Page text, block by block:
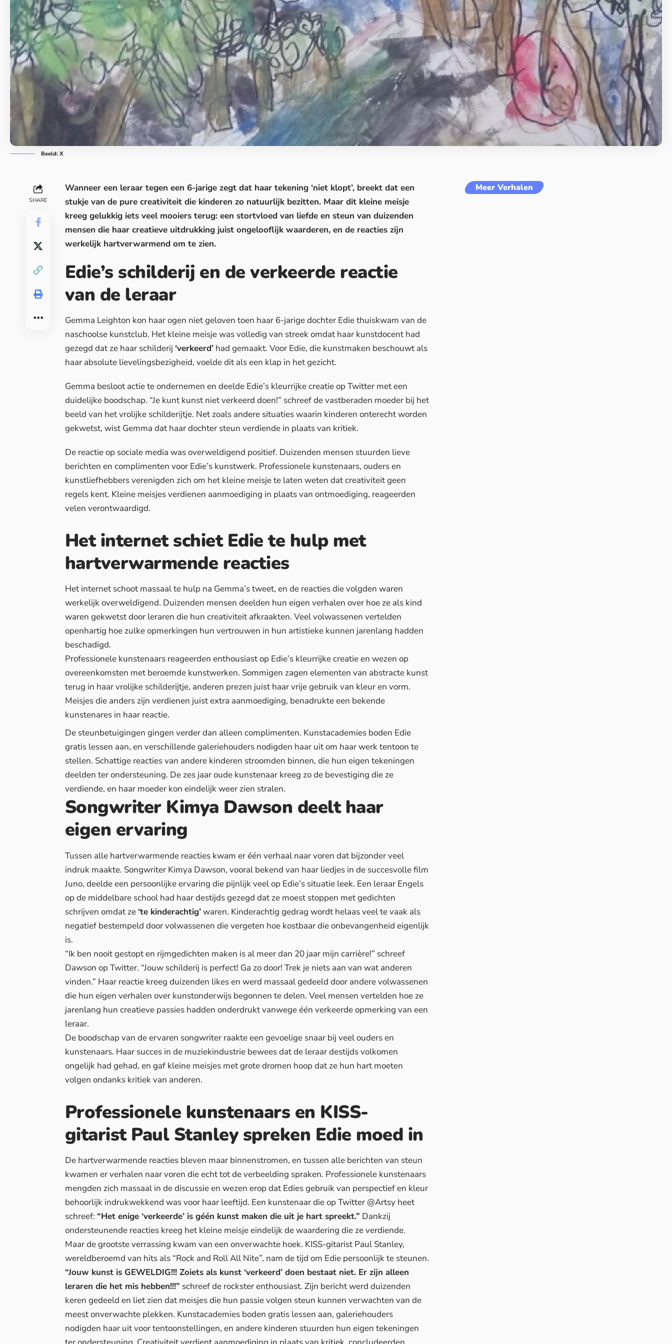
Beeld: X
SHARE
Wanneer een leraar tegen een 6-jarige zegt dat haar tekening ‘niet klopt’, breekt dat een
stukje van de pure creativiteit die kinderen zo natuurlijk bezitten. Maar dit kleine meisje
kreeg gelukkig iets veel mooiers terug: een stortvloed van liefde en steun van duizenden
mensen die haar creatieve uitdrukking juist ongelooflijk waarderen, en de reacties zijn
werkelijk hartverwarmend om te zien.
Edie’s schilderij en de verkeerde reactie
van de leraar
Gemma Leighton kon haar ogen niet geloven toen haar 6-jarige dochter Edie thuiskwam van de
naschoolse kunstclub. Het kleine meisje was volledig van streek omdat haar kunstdocent had
gezegd dat ze haar schilderij ‘verkeerd’ had gemaakt. Voor Edie, die kunstmaken beschouwt als
haar absolute lievelingsbezigheid, voelde dit als een klap in het gezicht.
Gemma besloot actie te ondernemen en deelde Edie’s kleurrijke creatie op Twitter met een
duidelijke boodschap. “Je kunt kunst niet verkeerd doen!” schreef de vastberaden moeder bij het
beeld van het vrolijke schilderijtje. Net zoals andere situaties waarin kinderen onterecht worden
gekwetst, wist Gemma dat haar dochter steun verdiende in plaats van kritiek.
De reactie op sociale media was overweldigend positief. Duizenden mensen stuurden lieve
berichten en complimenten voor Edie’s kunstwerk. Professionele kunstenaars, ouders en
kunstliefhebbers verenigden zich om het kleine meisje te laten weten dat creativiteit geen
regels kent. Kleine meisjes verdienen aanmoediging in plaats van ontmoediging, reageerden
velen verontwaardigd.
Het internet schiet Edie te hulp met
hartverwarmende reacties
Het internet schoot massaal te hulp na Gemma’s tweet, en de reacties die volgden waren
werkelijk overweldigend. Duizenden mensen deelden hun eigen verhalen over hoe ze als kind
waren gekwetst door leraren die hun creativiteit afkraakten. Veel volwassenen vertelden
openhartig hoe zulke opmerkingen hun vertrouwen in hun artistieke kunnen jarenlang hadden
beschadigd.
Professionele kunstenaars reageerden enthousiast op Edie’s kleurrijke creatie en wezen op
overeenkomsten met beroemde kunstwerken. Sommigen zagen elementen van abstracte kunst
terug in haar vrolijke schilderijtje, anderen prezen juist haar vrije gebruik van kleur en vorm.
Meisjes die anders zijn verdienen juist extra aanmoediging, benadrukte een bekende
kunstenares in haar reactie.
De steunbetuigingen gingen verder dan alleen complimenten. Kunstacademies boden Edie
gratis lessen aan, en verschillende galeriehouders nodigden haar uit om haar werk tentoon te
stellen. Schattige reacties van andere kinderen stroomden binnen, die hun eigen tekeningen
deelden ter ondersteuning. De zes jaar oude kunstenaar kreeg zo de bevestiging die ze
verdiende, en haar moeder kon eindelijk weer zien stralen.
Songwriter Kimya Dawson deelt haar
eigen ervaring
Tussen alle hartverwarmende reacties kwam er één verhaal naar voren dat bijzonder veel
indruk maakte. Songwriter Kimya Dawson, vooral bekend van haar liedjes in de succesvolle film
Juno, deelde een persoonlijke ervaring die pijnlijk veel op Edie’s situatie leek. Een leraar Engels
op de middelbare school had haar destijds gezegd dat ze moest stoppen met gedichten
schrijven omdat ze ‘te kinderachtig’waren. Kinderachtig gedrag wordt helaas veel te vaak als
negatief bestempeld door volwassenen die vergeten hoe kostbaar die onbevangenheid eigenlijk
is.
“Ik ben nooit gestopt en rijmgedichten maken is al meer dan 20 jaar mijn carrière!” schreef
Dawson op Twitter. “Jouw schilderij is perfect! Ga zo door! Trek je niets aan van wat anderen
vinden.” Haar reactie kreeg duizenden likes en werd massaal gedeeld door andere volwassenen
die hun eigen verhalen over kunstonderwijs begonnen te delen. Veel mensen vertelden hoe ze
jarenlang hun creatieve passies hadden onderdrukt vanwege één verkeerde opmerking van een
leraar.
De boodschap van de ervaren songwriter raakte een gevoelige snaar bij veel ouders en
kunstenaars. Haar succes in de muziekindustrie bewees dat de leraar destijds volkomen
ongelijk had gehad, en gaf kleine meisjes met grote dromen hoop dat ze hun hart moeten
volgen ondanks kritiek van anderen.
Professionele kunstenaars en KISS-
gitarist Paul Stanley spreken Edie moed in
De hartverwarmende reacties bleven maar binnenstromen, en tussen alle berichten van steun
kwamen er verhalen naar voren die echt tot de verbeelding spraken. Professionele kunstenaars
mengden zich massaal in de discussie en wezen erop dat Edies gebruik van perspectief en kleur
behoorlijk indrukwekkend was voor haar leeftijd. Een kunstenaar die op Twitter @Artsy heet
schreef: “Het enige ‘verkeerde’ is géén kunst maken die uit je hart spreekt.” Dankzij
ondersteunende reacties kreeg het kleine meisje eindelijk de waardering die ze verdiende.
Maar de grootste verrassing kwam van een onverwachte hoek. KISS-gitarist Paul Stanley,
wereldberoemd van hits als “Rock and Roll All Nite”, nam de tijd om Edie persoonlijk te steunen.
“Jouw kunst is GEWELDIG!!! Zoiets als kunst ‘verkeerd’ doen bestaat niet. Er zijn alleen
leraren die het mis hebben!!!” schreef de rockster enthousiast. Zijn bericht werd duizenden
keren gedeeld en liet zien dat meisjes die hun passie volgen steun kunnen verwachten van de
meest onverwachte plekken. Kunstacademies boden gratis lessen aan, galeriehouders
nodigden haar uit voor tentoonstellingen, en andere kinderen stuurden hun eigen tekeningen
Meer Verhalen